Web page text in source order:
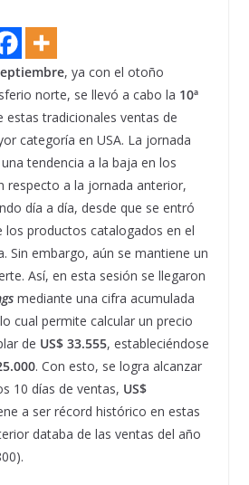
, ya con el otoño
norte, se llevó a cabo la 10ª
estas tradicionales ventas de
categoría en USA. La jornada
tendencia a la baja en los
respecto a la jornada anterior,
día a día, desde que se entró
los productos catalogados en el
Sin embargo, aún se mantiene un
Así, en esta sesión se llegaron
mediante una cifra acumulada
cual permite calcular un precio
de US$ 33.555, estableciéndose
. Con esto, se logra alcanzar
10 días de ventas, US$
a ser récord histórico en estas
databa de las ventas del año